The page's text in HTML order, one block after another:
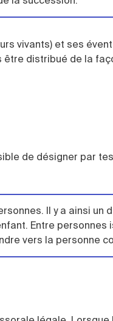
vivants) et ses
être distribué de la
de désigner par
Il y a ainsi un
Entre personnes
vers la personne